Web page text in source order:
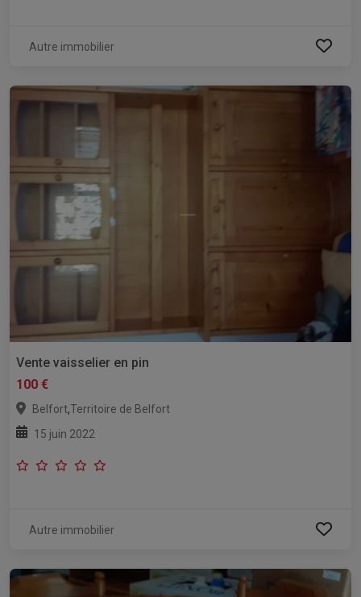
Autre immobilier
Vente vaisselier en pin
100 €
Belfort,Territoire de Belfort
15 juin 2022
Autre immobilier